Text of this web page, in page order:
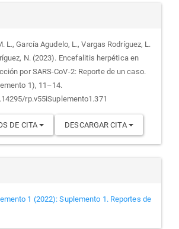
L., García Agudelo, L., Vargas Rodríguez, L.
N. (2023). Encefalitis herpética en
por SARS-CoV-2: Reporte de un caso.
1), 11–14.
rp.v55iSuplemento1.371
DE CITA DESCARGAR CITA
1 (2022): Suplemento 1. Reportes de